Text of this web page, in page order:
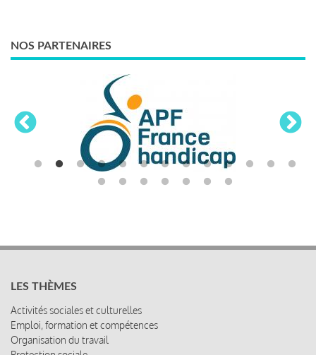
NOS PARTENAIRES
LES THÈMES
Activités sociales et culturelles
Emploi, formation et compétences
Organisation du travail